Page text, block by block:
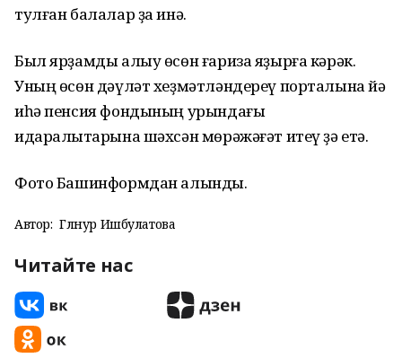
тулған балалар ҙа инә.
Был ярҙамды алыу өсөн ғариза яҙырға кәрәк.
Уның өсөн дәүләт хеҙмәтләндереү порталына йә
иһә пенсия фондының урындағы
идаралыҡтарына шәхсән мөрәжәғәт итеү ҙә етә.
Фото Башинформдан алынды.
Автор: Гөлнур Ишбулатова
Читайте нас